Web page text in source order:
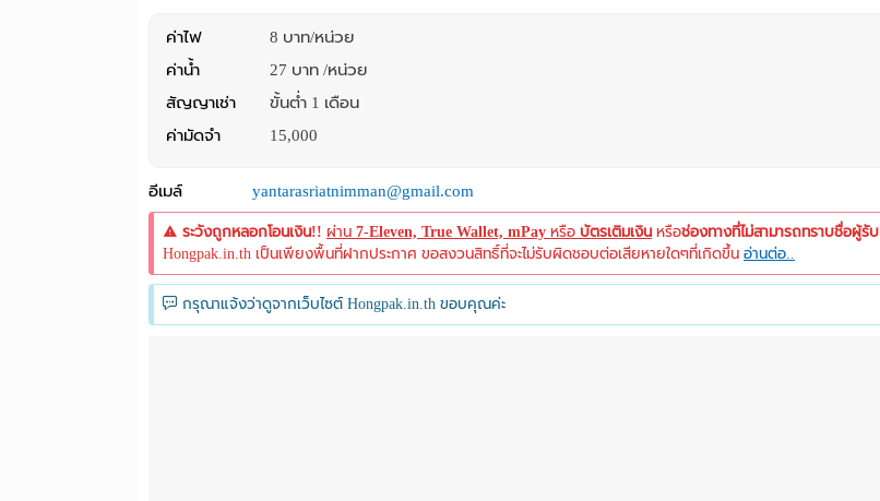
ค่าไฟ
8 บาท/หน่วย
ค่าน้ำ
27 บาท /หน่วย
สัญญาเช่า
ขั้นต่ำ 1 เดือน
ค่ามัดจำ
15,000
อีเมล์ yantarasriatnimman@gmail.com
ระวังถูกหลอกโอนเงิน!! ผ่าน 7-Eleven, True Wallet, mPay หรือ บัตรเติมเงินหรือช่องทางที่ไม่สามารถทราบชื่อผู้รับ
Hongpak.in.th เป็นเพียงพื้นที่ฝากประกาศ ขอสงวนสิทธิ์ที่จะไม่รับผิดชอบต่อเสียหายใดๆที่เกิดขึ้น อ่านต่อ..
กรุณาแจ้งว่าดูจากเว็บไซต์ Hongpak.in.th ขอบคุณค่ะ